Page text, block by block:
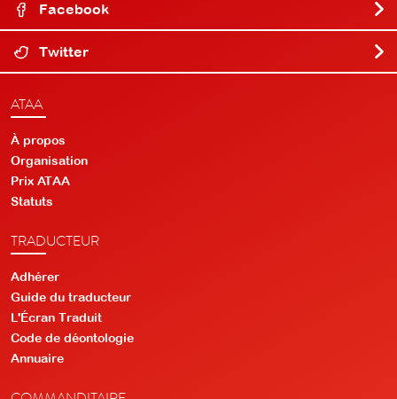
Facebook
Twitter
ATAA
À propos
Organisation
Prix ATAA
Statuts
TRADUCTEUR
Adhérer
Guide du traducteur
L'Écran Traduit
Code de déontologie
Annuaire